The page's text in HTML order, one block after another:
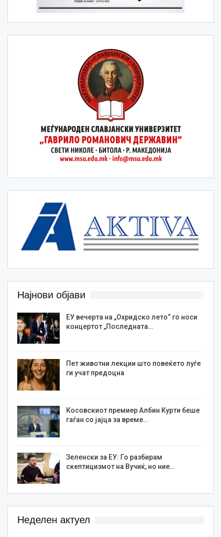
Најнови објави
ЕУ вечерта на „Охридско лето“ го носи
концертот „Последната…
Пет животни лекции што повеќето луѓе
ги учат предоцна
Косовскиот премиер Албин Курти беше
гаѓан со јајца за време…
Зеленски за ЕУ: Го разбирам
скептицизмот на Вучиќ, но ние…
Неделен актуел